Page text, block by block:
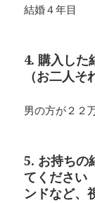
結婚４年目
4. 購入した
（お二人そ
男の方が２２
5. お持ちの
てください
ンドなど、